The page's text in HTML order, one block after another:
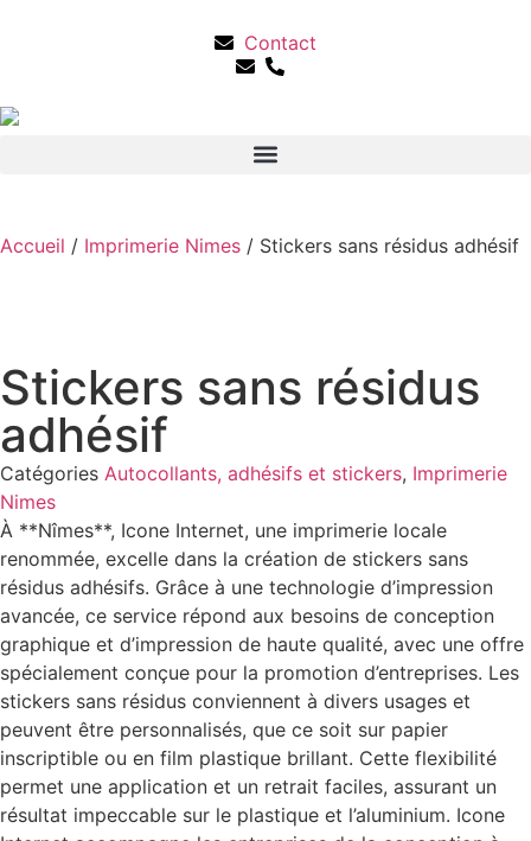
Contact
Accueil / Imprimerie Nimes / Stickers sans résidus adhésif
Stickers sans résidus
adhésif
Catégories Autocollants, adhésifs et stickers, Imprimerie
Nimes
À **Nîmes**, Icone Internet, une imprimerie locale
renommée, excelle dans la création de stickers sans
résidus adhésifs. Grâce à une technologie d’impression
avancée, ce service répond aux besoins de conception
graphique et d’impression de haute qualité, avec une offre
spécialement conçue pour la promotion d’entreprises. Les
stickers sans résidus conviennent à divers usages et
peuvent être personnalisés, que ce soit sur papier
inscriptible ou en film plastique brillant. Cette flexibilité
permet une application et un retrait faciles, assurant un
résultat impeccable sur le plastique et l’aluminium. Icone